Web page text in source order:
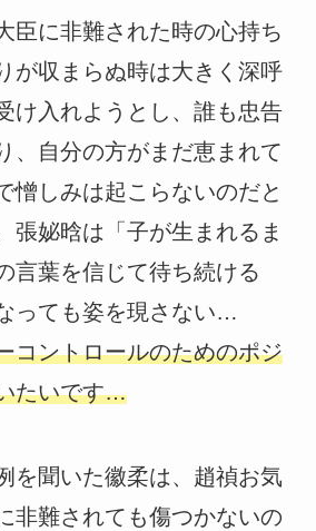
臣に非難された時の心持ち
が収まらぬ時は大きく深呼
け入れようとし、誰も忠告
、自分の方がまだ恵まれて
憎しみは起こらないのだと
張妼晗は「子が生まれるま
言葉を信じて待ち続ける
っても姿を現さない…
コントロールのためのポジ
たいです…
を聞いた徽柔は、趙禎お気
非難されても傷つかないの